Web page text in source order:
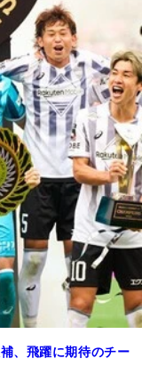
、飛躍に期待のチー